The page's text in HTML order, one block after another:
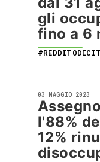
gli
fino a 6
03 MAGGIO 2023
l'88%
12%